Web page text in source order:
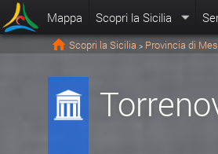
Mappa Scopri la Sicilia
Scopri la Sicilia > Provincia di